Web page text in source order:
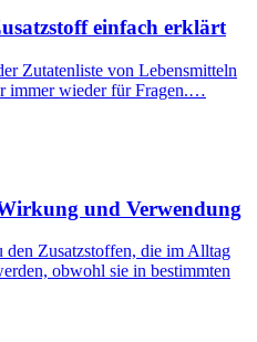
einfach erklärt
Zutatenliste von Lebensmitteln
immer wieder für Fragen.…
und Verwendung
Zusatzstoffen, die im Alltag
obwohl sie in bestimmten